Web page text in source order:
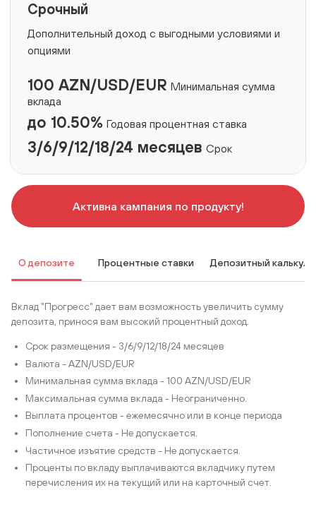
Срочный
Дополнительный доход с выгодными условиями и
опциями
100 AZN/USD/EUR Минимальная сумма
вклада
до 10.50% Годовая процентная ставка
3/6/9/12/18/24 месяцев Срок
Активна кампания по продукту!
О депозите Процентные ставки Депозитный
Вклад "Прогресс" дает вам возможность увеличить сумму
депозита, принося вам высокий процентный доход.
Срок размещения - 3/6/9/12/18/24 месяцев
Валюта - AZN/USD/EUR
Минимальная сумма вклада - 100 AZN/USD/EUR
Максимальная сумма вклада - Неограниченно.
Выплата процентов - ежемесячно или в конце периода
Пополнение счета - Не допускается.
Частичное изъятие средств - Не допускается.
Проценты по вкладу выплачиваются вкладчику путем
перечисления их на текущий или на карточный счет.